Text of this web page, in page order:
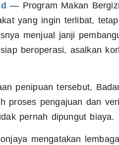
— Program Makan
yang ingin terlibat,
menjual janji
beroperasi, asalkan
penipuan tersebut,
proses pengajuan dan
pernah dipungut biaya.
mengatakan